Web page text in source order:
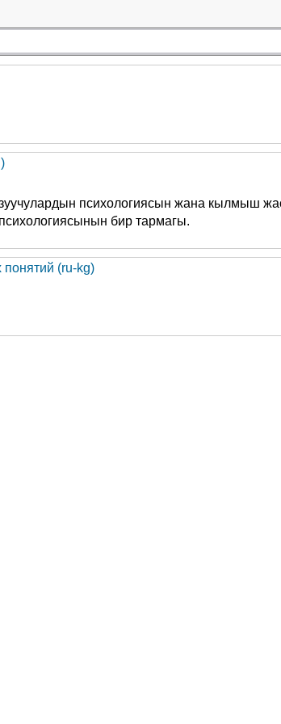
психологиясын жана кылмыш
бир тармагы.
понятий (ru-kg)